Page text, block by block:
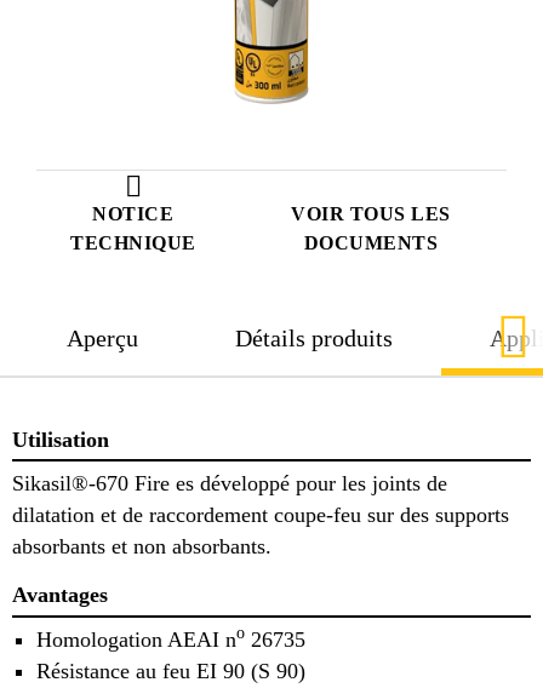
NOTICE
TECHNIQUE
VOIR TOUS LES
DOCUMENTS
Aperçu Détails produits
Utilisation
Sikasil®-670 Fire es développé pour les joints de
dilatation et de raccordement coupe-feu sur des supports
absorbants et non absorbants.
Avantages
Homologation AEAI no 26735
Résistance au feu EI 90 (S 90)